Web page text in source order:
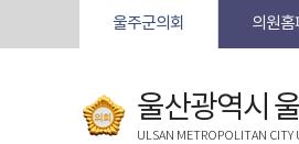
본문바로가기
울주군의회 의원홈
울산광역시
ULSAN METROPOLITAN